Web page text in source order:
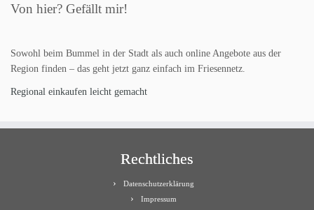
Von hier? Gefällt mir!
Sowohl beim Bummel in der Stadt als auch online Angebote aus der
Region finden – das geht jetzt ganz einfach im Friesennetz.
Regional einkaufen leicht gemacht
Rechtliches
Datenschutzerklärung
Impressum